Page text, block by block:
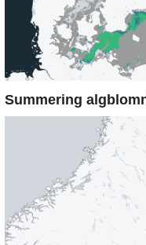
Summering